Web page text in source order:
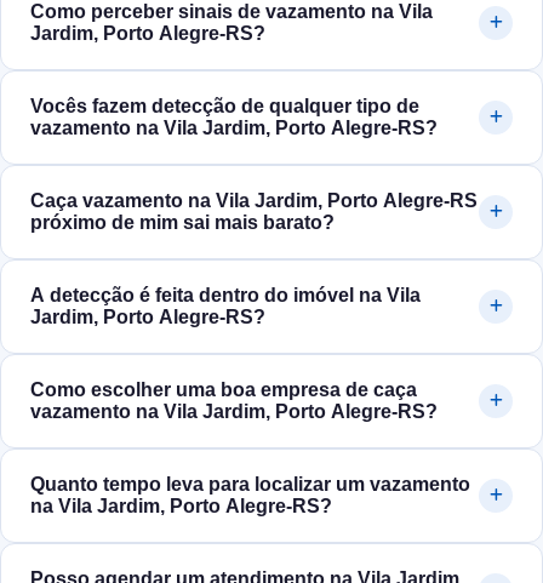
Como perceber sinais de vazamento na Vila
Jardim, Porto Alegre‑RS?
Vocês fazem detecção de qualquer tipo de
vazamento na Vila Jardim, Porto Alegre‑RS?
Caça vazamento na Vila Jardim, Porto Alegre‑RS
próximo de mim sai mais barato?
A detecção é feita dentro do imóvel na Vila
Jardim, Porto Alegre‑RS?
Como escolher uma boa empresa de caça
vazamento na Vila Jardim, Porto Alegre‑RS?
Quanto tempo leva para localizar um vazamento
na Vila Jardim, Porto Alegre‑RS?
Posso agendar um atendimento na Vila Jardim,